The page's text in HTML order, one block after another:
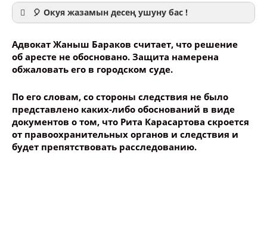
🎈 Окуя жазамын десең ушуну бас !
Ваше имя
Название сообщения
Адвокат Жаныш Бараков считает, что решение
об аресте не обосновано. Защита намерена
обжаловать его в городском суде.
По его словам, со стороны следствия не было
представлено каких-либо обоснований в виде
документов о том, что Рита Карасартова скроется
от правоохранительных органов и следствия и
будет препятствовать расследованию.